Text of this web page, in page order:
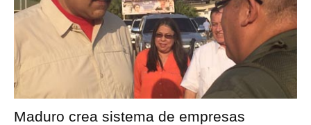
Maduro crea sistema de empresas